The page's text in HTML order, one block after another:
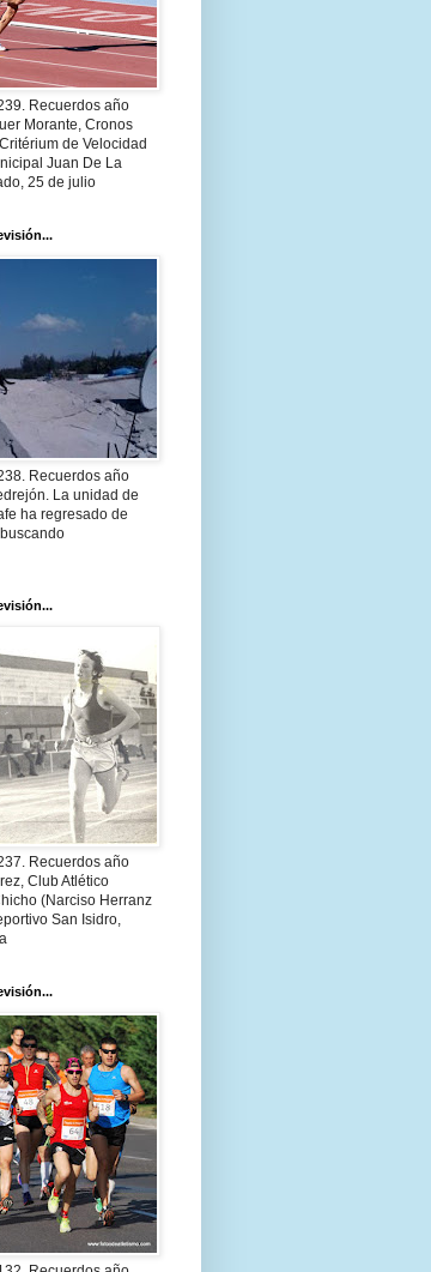
Recuerdos año
Morante, Cronos
de Velocidad
Juan De La
25 de julio
Recuerdos año
La unidad de
ha regresado de
Recuerdos año
Club Atlético
(Narciso Herranz
San Isidro,